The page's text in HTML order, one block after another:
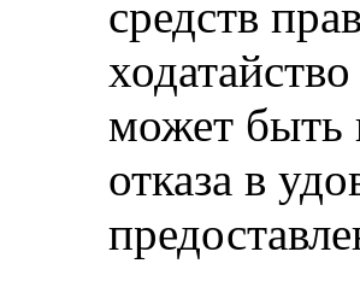
средств
может быть
отказа в